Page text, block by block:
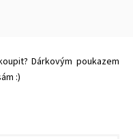
Dárkovým poukazem
:)